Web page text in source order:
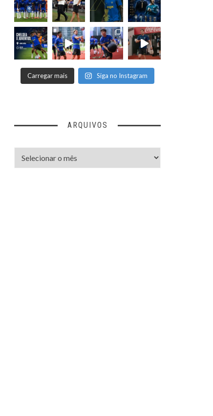
Carregar mais Siga no Instagram
ARQUIVOS